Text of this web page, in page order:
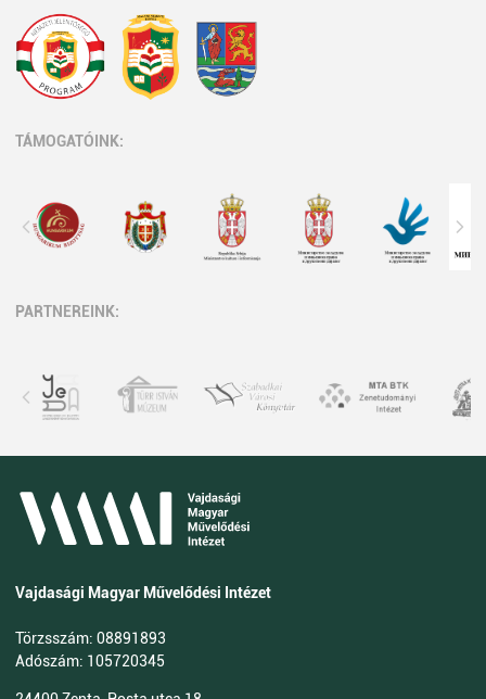
TÁMOGATÓINK:
PARTNEREINK:
Vajdasági Magyar Művelődési Intézet
Törzsszám: 08891893
Adószám: 105720345